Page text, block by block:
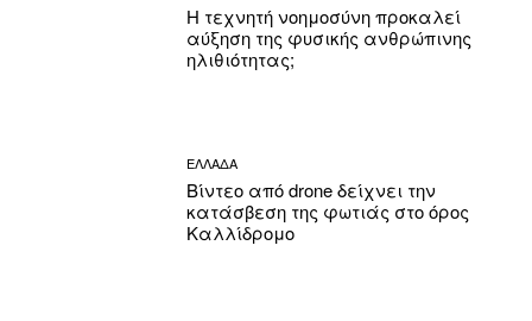
Η τεχνητή νοημοσύνη προκαλεί
αύξηση της φυσικής ανθρώπινης
ηλιθιότητας;
ΕΛΛΑΔΑ
Βίντεο από drone δείχνει την
κατάσβεση της φωτιάς στο όρος
Καλλίδρομο